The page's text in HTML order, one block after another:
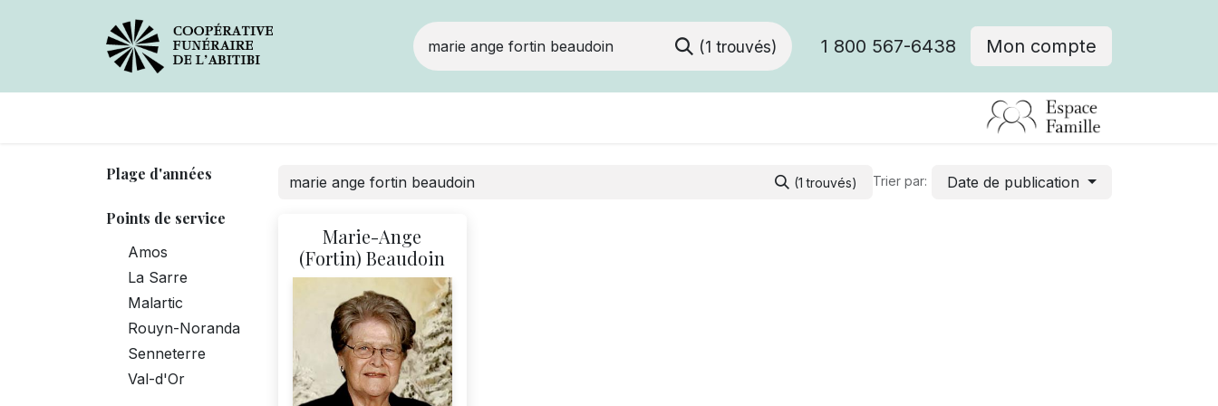
(1 trouvés) 1 800 567-6438 Mon compte
Plage d'années
Points de service
Amos
La Sarre
Malartic
Rouyn-Noranda
Senneterre
Val-d'Or
(1 trouvés) Trier par: Date de publication
Marie-Ange
(Fortin) Beaudoin